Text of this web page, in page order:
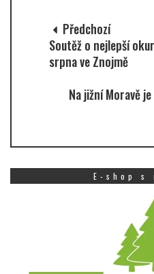
Předchozí
Soutěž o nejlepší
srpna ve Znojmě
Na jižní Moravě
E-shop s